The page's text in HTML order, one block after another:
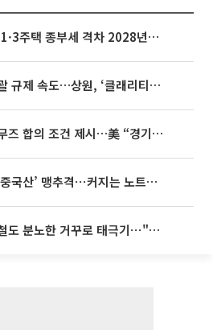
종부세 개편에도…1·3주택 종부세 격차 2028년부터 확대
미국, 가상자산 포괄 규제 속도…상원, ‘클래리티법’ 9월 절차투표 추진
이란, 미국에 호르무즈 합의 조건 제시…美 “경기 아직 안 끝나” [종합]
맥북 품은 삼성에 ‘중국산’ 맹추격⋯커지는 노트북 OLED 시장
서경덕 교수, 김희철도 분노한 거꾸로 태극기⋯"엉터리는 아냐, 아쉬울 뿐"